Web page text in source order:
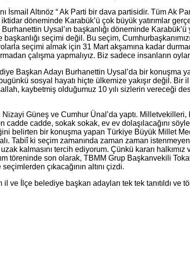
İsmail Altınöz “ Ak Parti bir dava partisidir. Tüm Ak
döneminde Karabük’ü çok büyük yatırımlar
Uysal’ın başkanlığı döneminde
seçimi değil. Bu seçim,
seçimi almak için 31 Mart akşamına kadar
çalışma yapmalıyız. Biz sadece insanların
Başkan Adayı Burhanettin Uysal’da bir konuşma
sosyal hayatı hiçte ülkemize yakışır değil.
kaybetmiş olduğumuz 10 yılı sizlerin vereceği
Güneş ve Cumhur Ünal’da yaptı.
cadde cadde, sokak sokak, ev ev dolaşılacağını
belirten bir konuşma yapan Türkiye Büyük Millet
Tabiî ki seçim zamanında zaman zaman
kalmasını tercih ediyorum. Çünkü kararı
töreninde son olarak, TBMM Grup Başkanvekili
çıkacağının altını çizdi.
ve İlçe belediye başkan adayları tek tek tanıtıldı ve